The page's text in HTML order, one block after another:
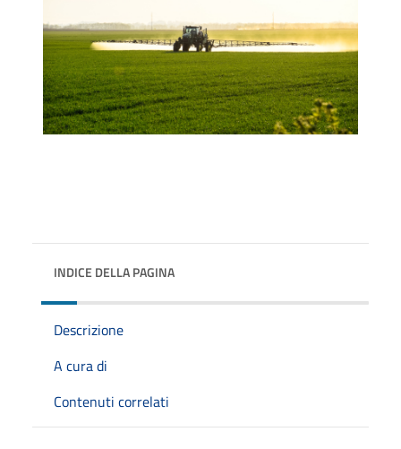
INDICE DELLA PAGINA
Descrizione
A cura di
Contenuti correlati